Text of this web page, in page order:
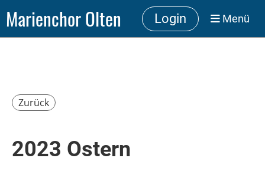
Marienchor Olten Login Menü
Zurück
2023 Ostern